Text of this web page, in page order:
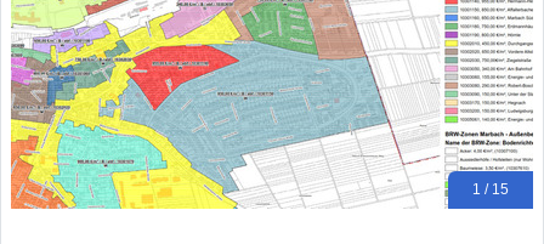
1 / 15